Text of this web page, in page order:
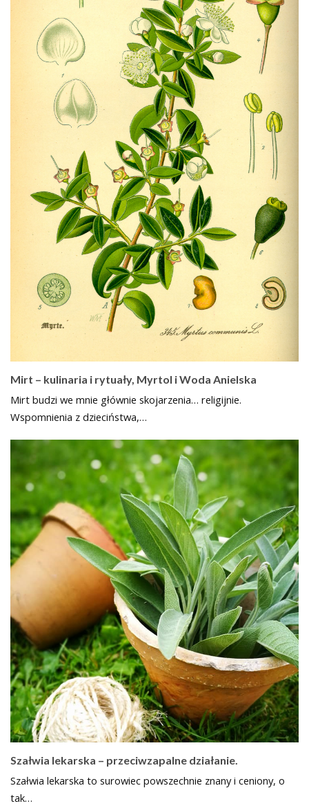
Mirt – kulinaria i rytuały, Myrtol i Woda Anielska
Mirt budzi we mnie głównie skojarzenia… religijnie.
Wspomnienia z dzieciństwa,…
Szałwia lekarska – przeciwzapalne działanie.
Szałwia lekarska to surowiec powszechnie znany i ceniony, o
tak…